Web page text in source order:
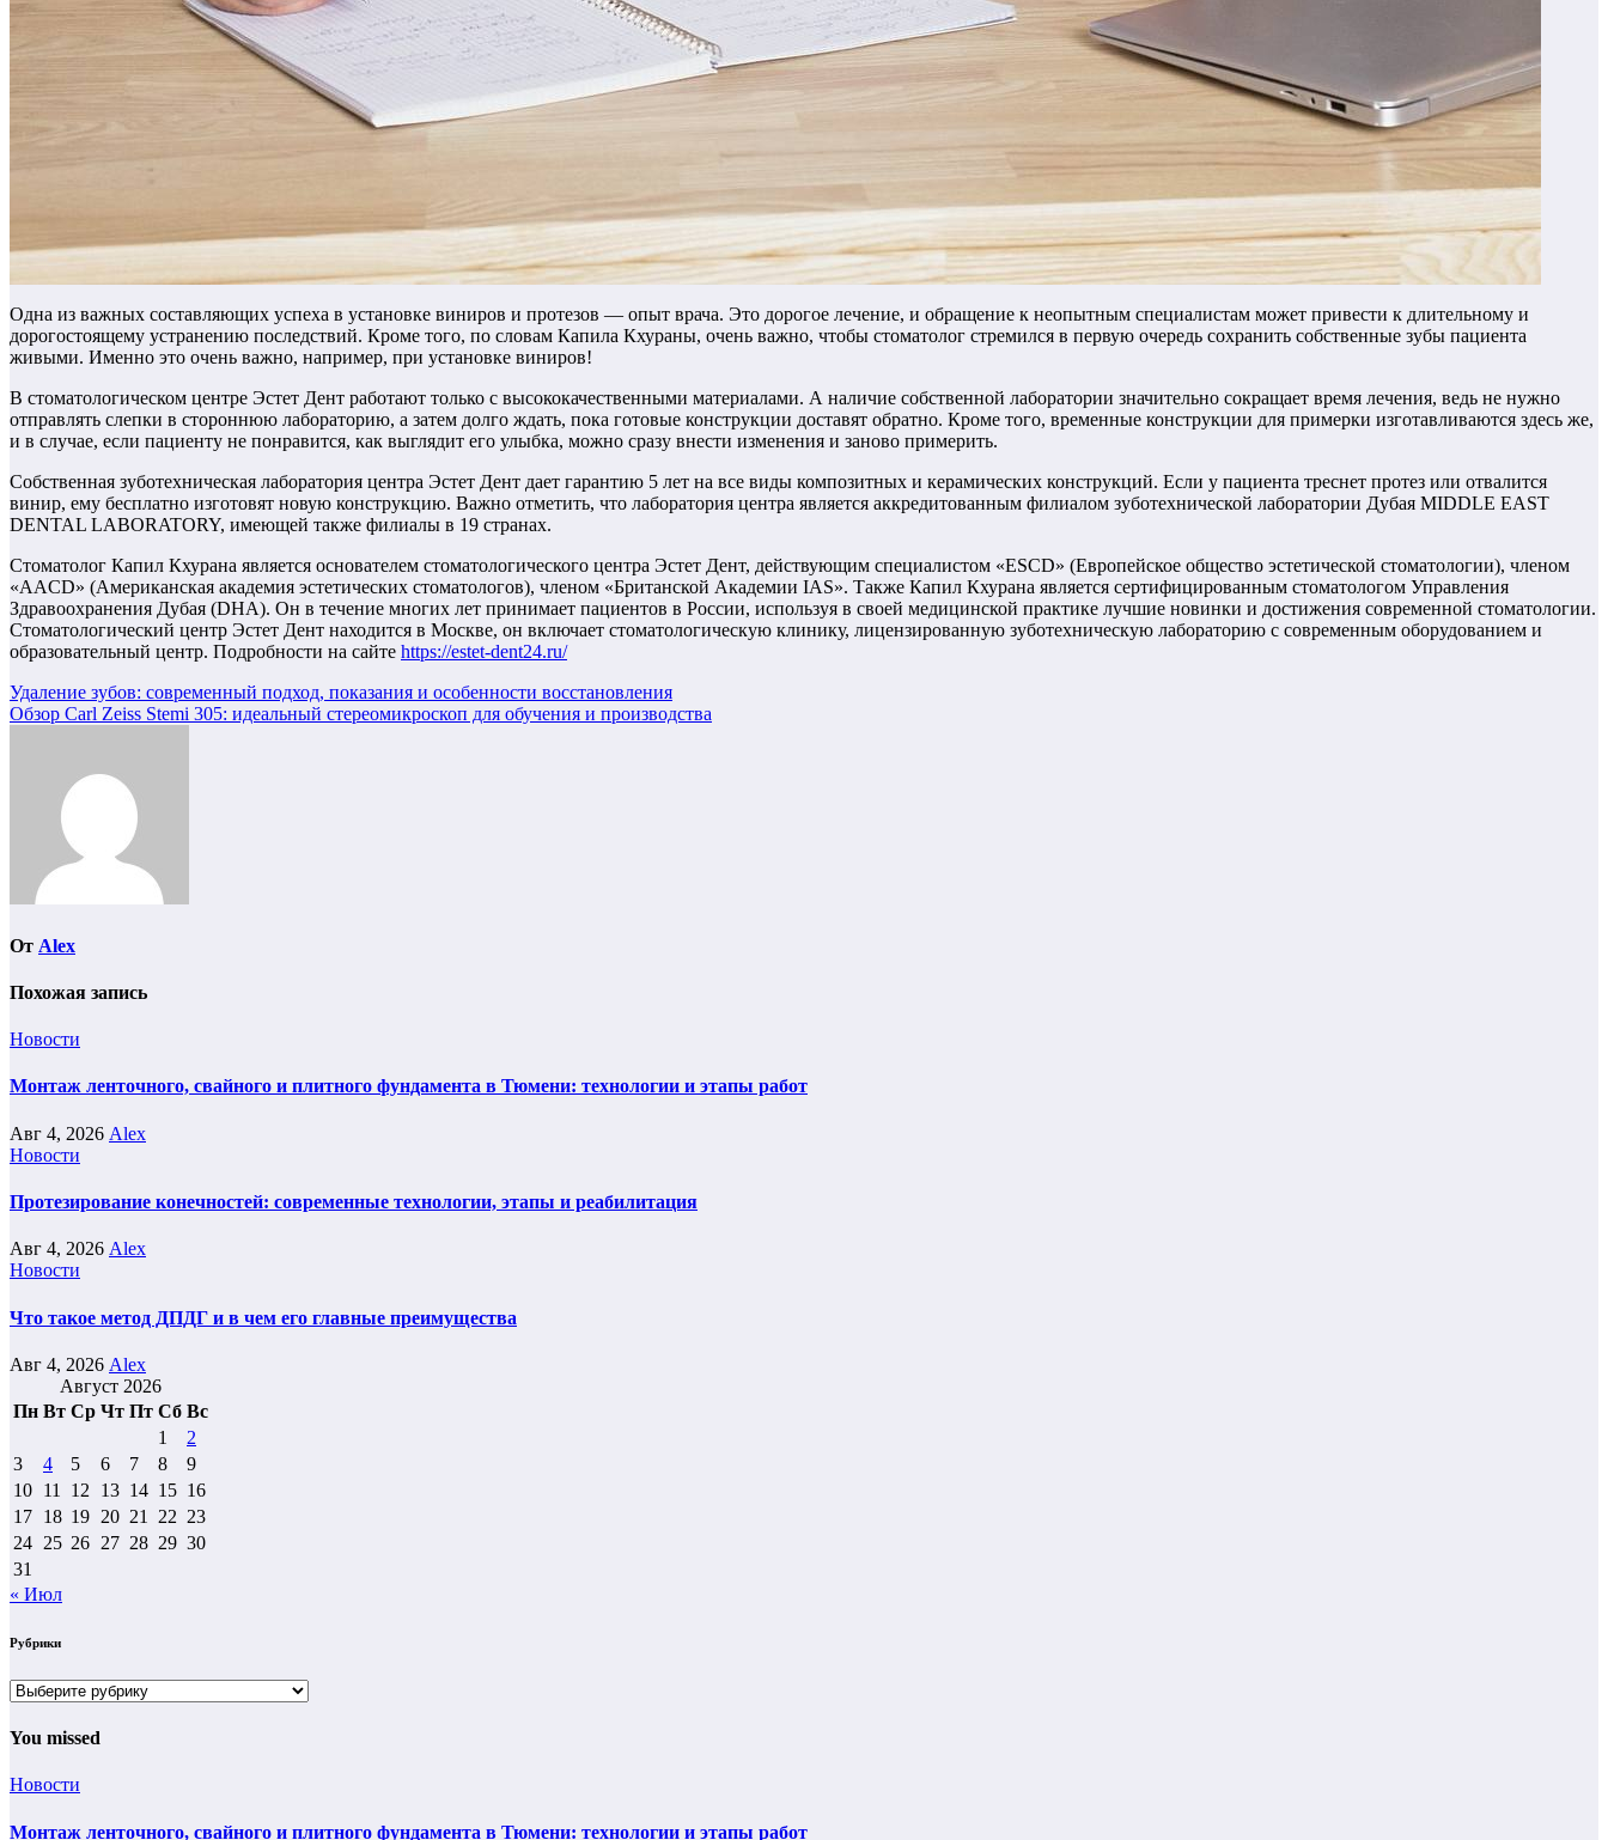
Одна из важных составляющих успеха в установке виниров и протезов — опыт врача. Это дорогое лечение, и обращение к неопытным специалистам может привести к длительному и
дорогостоящему устранению последствий. Кроме того, по словам Капила Кхураны, очень важно, чтобы стоматолог стремился в первую очередь сохранить собственные зубы пациента
живыми. Именно это очень важно, например, при установке виниров!
В стоматологическом центре Эстет Дент работают только с высококачественными материалами. А наличие собственной лаборатории значительно сокращает время лечения, ведь не нужно
отправлять слепки в стороннюю лабораторию, а затем долго ждать, пока готовые конструкции доставят обратно. Кроме того, временные конструкции для примерки изготавливаются здесь же,
и в случае, если пациенту не понравится, как выглядит его улыбка, можно сразу внести изменения и заново примерить.
Собственная зуботехническая лаборатория центра Эстет Дент дает гарантию 5 лет на все виды композитных и керамических конструкций. Если у пациента треснет протез или отвалится
винир, ему бесплатно изготовят новую конструкцию. Важно отметить, что лаборатория центра является аккредитованным филиалом зуботехнической лаборатории Дубая MIDDLE EAST
DENTAL LABORATORY, имеющей также филиалы в 19 странах.
Стоматолог Капил Кхурана является основателем стоматологического центра Эстет Дент, действующим специалистом «ESCD» (Европейское общество эстетической стоматологии), членом
«AACD» (Американская академия эстетических стоматологов), членом «Британской Академии IAS». Также Капил Кхурана является сертифицированным стоматологом Управления
Здравоохранения Дубая (DHA). Он в течение многих лет принимает пациентов в России, используя в своей медицинской практике лучшие новинки и достижения современной стоматологии.
Стоматологический центр Эстет Дент находится в Москве, он включает стоматологическую клинику, лицензированную зуботехническую лабораторию с современным оборудованием и
образовательный центр. Подробности на сайте https://estet-dent24.ru/
Навигация
по
Удаление зубов: современный подход, показания и особенности восстановления
Обзор Carl Zeiss Stemi 305: идеальный стереомикроскоп для обучения и производства
От Alex
Похожая запись
Новости
Монтаж ленточного, свайного и плитного фундамента в Тюмени: технологии и этапы работ
Авг 4, 2026 Alex
Новости
Протезирование конечностей: современные технологии, этапы и реабилитация
Авг 4, 2026 Alex
Новости
Что такое метод ДПДГ и в чем его главные преимущества
Авг 4, 2026 Alex
Август 2026
Пн Вт Ср Чт Пт Сб Вс
1
2
3
4 5 6 7 8
9
10 11 12 13 14 15 16
17 18 19 20 21 22 23
24 25 26 27 28 29 30
31
« Июл
Рубрики
Рубрики
You missed
Новости
Монтаж ленточного, свайного и плитного фундамента в Тюмени: технологии и этапы работ